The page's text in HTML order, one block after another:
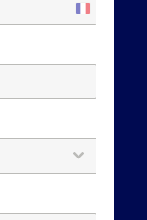
France